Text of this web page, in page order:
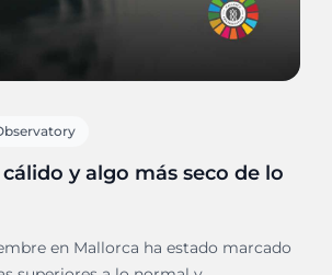
y algo más seco de lo
en Mallorca ha estado marcado